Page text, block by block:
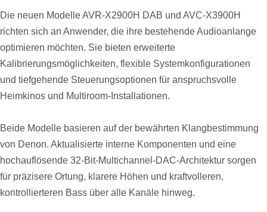
Die neuen Modelle AVR-X2900H DAB und AVC-X3900H
richten sich an Anwender, die ihre bestehende Audioanlange
optimieren möchten. Sie bieten erweiterte
Kalibrierungsmöglichkeiten, flexible Systemkonfigurationen
und tiefgehende Steuerungsoptionen für anspruchsvolle
Heimkinos und Multiroom-Installationen.
Beide Modelle basieren auf der bewährten Klangbestimmung
von Denon. Aktualisierte interne Komponenten und eine
hochauflösende 32-Bit-Multichannel-DAC-Architektur sorgen
für präzisere Ortung, klarere Höhen und kraftvolleren,
kontrollierteren Bass über alle Kanäle hinweg.